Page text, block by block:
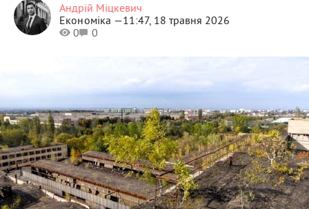
Андрій Міцкевич
Економіка —11:47, 18 травня 2026
0
0